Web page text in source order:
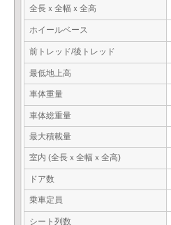
全長ｘ全幅ｘ全高
ホイールベース
前トレッド/後トレッド
最低地上高
車体重量
車体総重量
最大積載量
室内 (全長ｘ全幅ｘ全高)
ドア数
乗車定員
シート列数